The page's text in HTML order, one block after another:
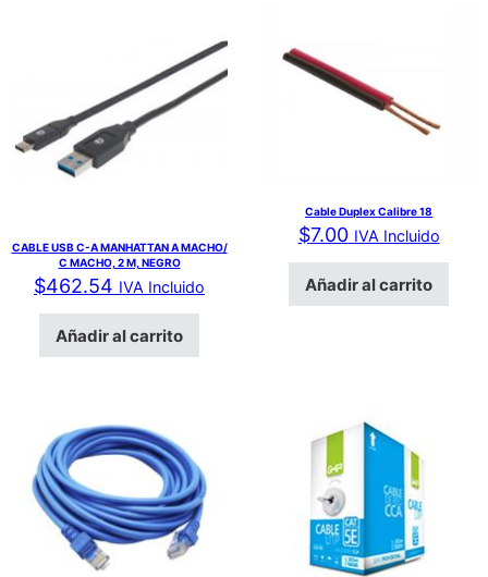
CABLE USB C-A MANHATTAN A MACHO/
C MACHO, 2 M, NEGRO
$462.54 IVA Incluido
Añadir al carrito
Cable Duplex Calibre 18
$7.00 IVA Incluido
Añadir al carrito